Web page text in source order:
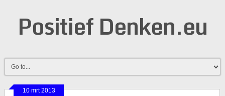
Positief Denken.eu
10 mrt 2013